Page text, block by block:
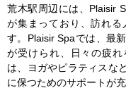
荒木駅周辺には、Plaisir
が集まっており、訪れる
す。Plaisir Spaでは、最
が受けられ、日々の疲
は、ヨガやピラティスな
に保つためのサポートが充